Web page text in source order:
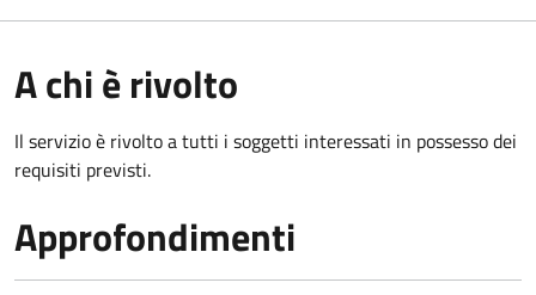
A chi è rivolto
Il servizio è rivolto a tutti i soggetti interessati in possesso dei
requisiti previsti.
Approfondimenti